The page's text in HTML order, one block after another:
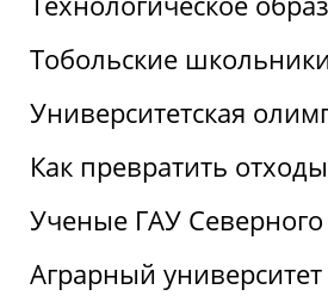
Тобольские
Университетская
Как превратить
Ученые ГАУ Северного
Аграрный